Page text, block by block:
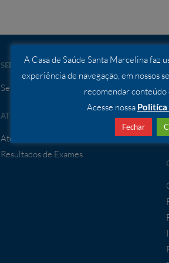
SERVIÇOS
Serviços Especializados
ATENDIMENTO À CONVÊNIOS
Atendimento a Convênios
Resultados de Exames
A Casa de Saúde Santa Marcelina faz
experiência de navegação, em nossos
recomendar conteúdo
Acesse nossa Politíca
Fechar